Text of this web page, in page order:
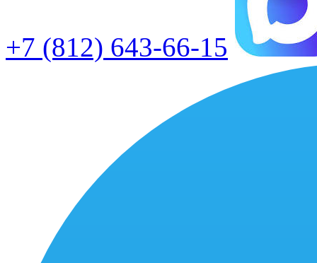
+7 (812) 643-66-15